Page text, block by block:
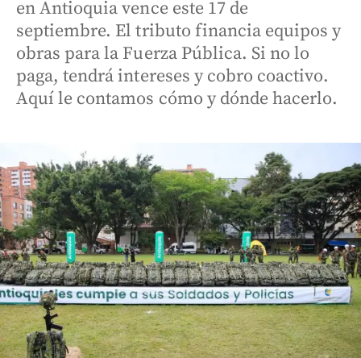
en Antioquia vence este 17 de
septiembre. El tributo financia equipos y
obras para la Fuerza Pública. Si no lo
paga, tendrá intereses y cobro coactivo.
Aquí le contamos cómo y dónde hacerlo.